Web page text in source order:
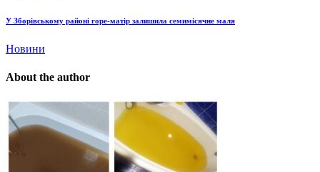
У Зборівському районі горе-матір залишила семимісячне маля
Новини
About the author